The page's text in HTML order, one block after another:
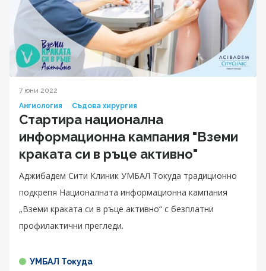
7 юни 2022
Ангиология
Съдова хирургия
Стартира национална
информационна кампания "Вземи
краката си в ръце активно"
Аджибадем Сити Клиник УМБАЛ Токуда традиционно
подкрепя Националната информационна кампания
„Вземи краката си в ръце активно“ с безплатни
профилактични прегледи.
УМБАЛ Токуда